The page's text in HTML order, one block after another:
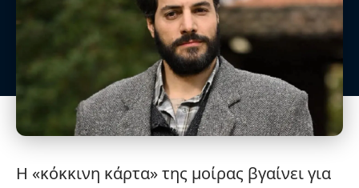
Η «κόκκινη κάρτα» της μοίρας βγαίνει για